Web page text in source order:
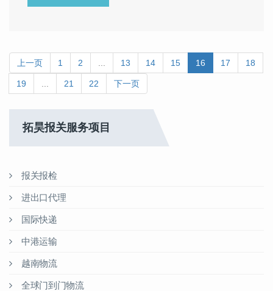
上一页 1 2 13 14 15 16 17 18
19 21 22 下一页
拓昊报关服务项目
报关报检
进出口代理
国际快递
中港运输
越南物流
全球门到门物流